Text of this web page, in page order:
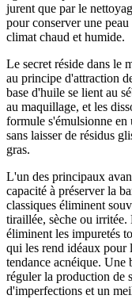
jurent que par le
pour conserver une
climat chaud et humide.
Le secret réside dans le
au principe d'attraction
base d'huile se lient au
au maquillage, et les
formule s'émulsionne en
sans laisser de résidus
gras.
L'un des principaux
capacité à préserver la
classiques éliminent
tiraillée, sèche ou irritée.
éliminent les impuretés
qui les rend idéaux pour
tendance acnéique. Une
réguler la production de
d'imperfections et un